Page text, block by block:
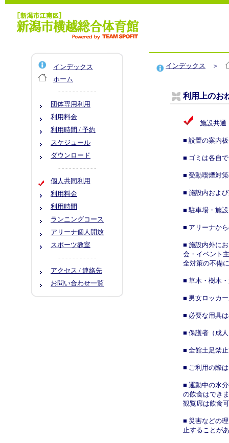
インデックス
ホーム
- - - - - - - - - - -
団体専用利用
利用料金
利用時間 / 予約
スケジュール
ダウンロード
- - - - - - - - - - -
個人共同利用
利用料金
利用時間
ランニングコース
アリーナ個人開放
スポーツ教室
- - - - - - - - - - -
アクセス / 連絡先
お問い合わせ一覧
インデックス ＞
利用上のお
施設共通
■ 設置の案内
■ ゴミは各自
■ 受動喫煙対
■ 施設内およ
■ 駐車場・施
■ アリーナか
■ 施設内外に
会・イベント
全対策の不備
■ 草木・樹木
■ 男女ロッカ
■ 必要な用具
■ 保護者（成
■ 全館土足禁
■ ご利用の際
■ 運動中の水
の飲食はでき
観覧席は飲食
■ 災害などの
止することが